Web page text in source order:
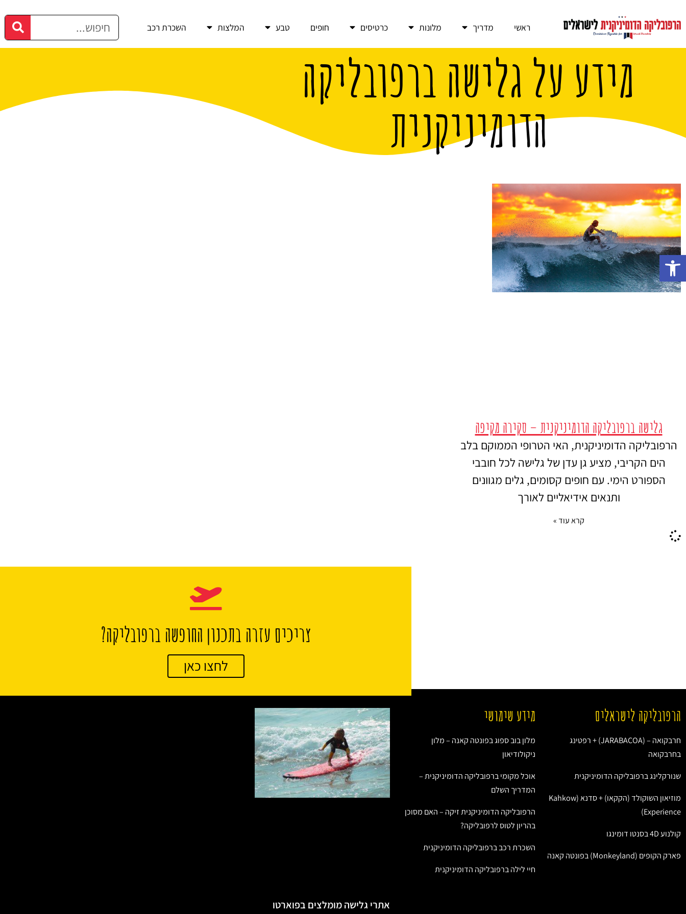
ראשי מדריך מלונות כרטיסים חופים טבע המלצות השכרת רכב
מידע על גלישה ברפובליקה
הדומיניקנית
גלישה ברפובליקה הדומיניקנית – סקירה מקיפה
הרפובליקה הדומיניקנית, האי הטרופי הממוקם בלב
הים הקריבי, מציע גן עדן של גלישה לכל חובבי
הספורט הימי. עם חופים קסומים, גלים מגוונים
ותנאים אידיאליים לאורך
קרא עוד »
צריכים עזרה בתכנון החופשה ברפובליקה?
לחצו כאן
הרפובליקה לישראלים
חרבקואה – (JARABACOA) + רפטינג
בחרבקואה
שנורקלינג ברפובליקה הדומיניקנית
מוזיאון השוקולד (הקקאו) + סדנא (Kahkow
Experience)
קולנוע 4D בסנטו דומינגו
פארק הקופים (Monkeyland) בפונטה קאנה
מידע שימושי
מלון בוב ספוג בפונטה קאנה – מלון
ניקולודיאון
אוכל מקומי ברפובליקה הדומיניקנית –
המדריך השלם
הרפובליקה הדומיניקנית זיקה – האם מסוכן
בהריון לטוס לרפובליקה?
השכרת רכב ברפובליקה הדומיניקנית
חיי לילה ברפובליקה הדומיניקנית
אתרי גלישה מומלצים בפוארטו
פתח סרגל נגישות